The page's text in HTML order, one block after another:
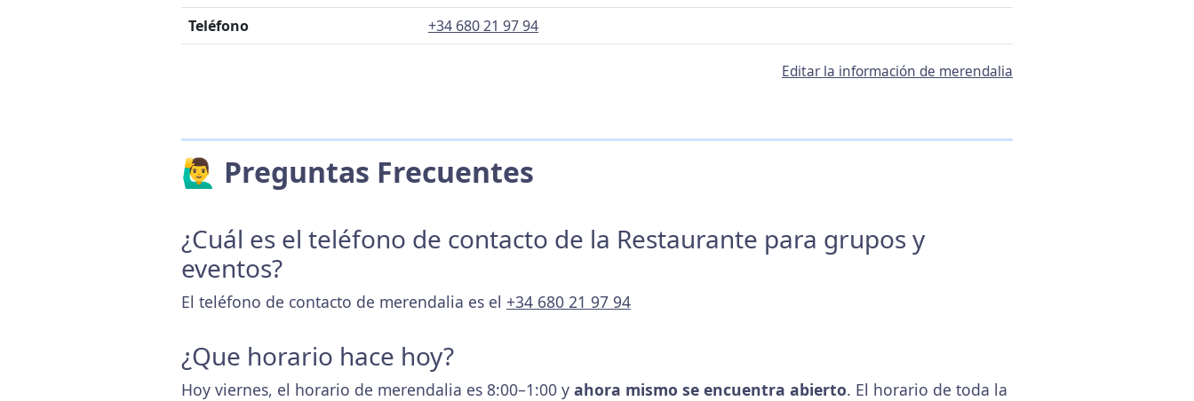
Teléfono
+34 680 21 97 94
Editar la información de merendalia
🙋‍♂️ Preguntas Frecuentes
¿Cuál es el teléfono de contacto de la Restaurante para grupos y
eventos?
El teléfono de contacto de merendalia es el +34 680 21 97 94
¿Que horario hace hoy?
Hoy viernes, el horario de merendalia es 8:00–1:00 y ahora mismo se encuentra abierto. El horario de toda la